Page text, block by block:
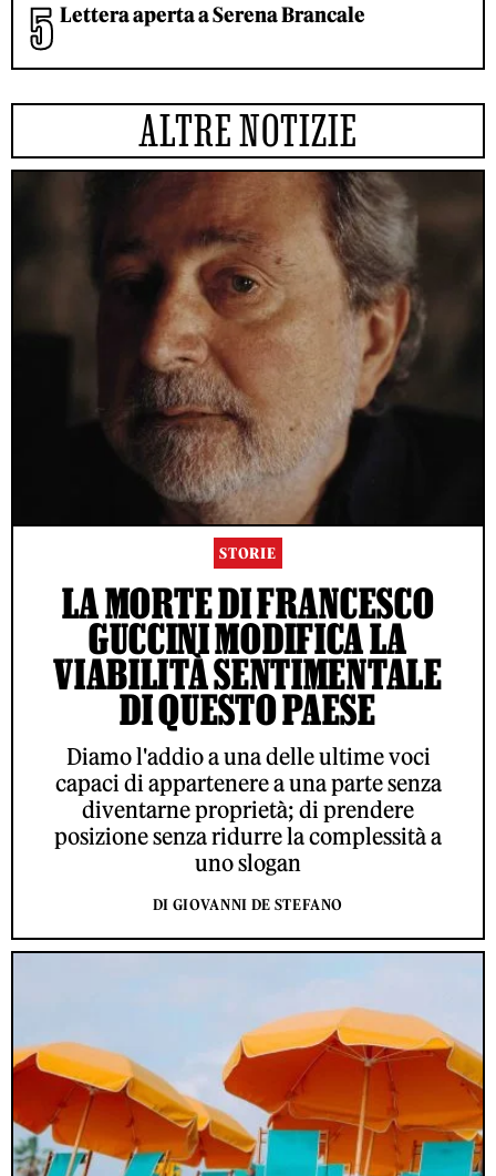
Lettera aperta a Serena Brancale
ALTRE NOTIZIE
STORIE
LA MORTE DI FRANCESCO
GUCCINI MODIFICA LA
VIABILITÀ SENTIMENTALE
DI QUESTO PAESE
Diamo l'addio a una delle ultime voci
capaci di appartenere a una parte senza
diventarne proprietà; di prendere
posizione senza ridurre la complessità a
uno slogan
DI GIOVANNI DE STEFANO